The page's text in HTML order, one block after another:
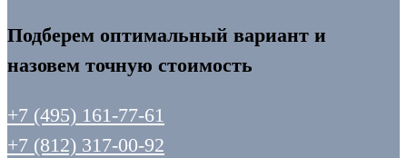
Подберем оптимальный вариант и
назовем точную стоимость
+7 (495) 161-77-61
+7 (812) 317-00-92